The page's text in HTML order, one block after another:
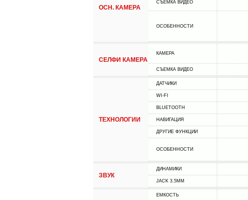
ОСН. КАМЕРА
СЪЕМКА ВИДЕО
ОСОБЕННОСТИ
СЕЛФИ КАМЕРА
КАМЕРА
СЪЕМКА ВИДЕО
ТЕХНОЛОГИИ
ДАТЧИКИ
WI-FI
BLUETOOTH
НАВИГАЦИЯ
ДРУГИЕ ФУНКЦИИ
ОСОБЕННОСТИ
ЗВУК
ДИНАМИКИ
JACK 3.5MM
ЕМКОСТЬ